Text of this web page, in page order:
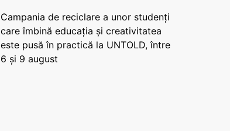
Campania de reciclare a unor studenți
care îmbină educația și creativitatea
este pusă în practică la UNTOLD, între
6 și 9 august